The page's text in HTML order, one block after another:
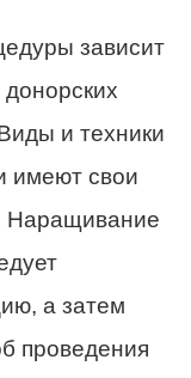
зависит
донорских
и техники
имеют свои
Наращивание
а затем
проведения